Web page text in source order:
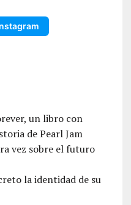
un libro con
de Pearl Jam
vez sobre el futuro
la identidad de su